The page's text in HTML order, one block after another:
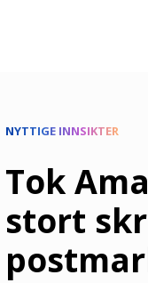
NYTTIGE INNSIKTER
Tok
stort